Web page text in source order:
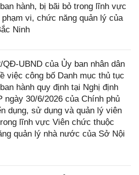
hành, bị bãi bỏ trong lĩnh vực
vi, chức năng quản lý của
Ninh
QĐ-UBND của Ủy ban nhân dân
việc công bố Danh mục thủ tục
hành quy định tại Nghị định
ngày 30/6/2026 của Chính phủ
dụng, sử dụng và quản lý viên
lĩnh vực Viên chức thuộc
quản lý nhà nước của Sở Nội